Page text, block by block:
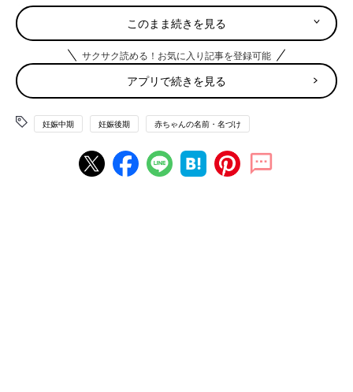
何事に対しても、冷静かつ機敏な判断をできるような人に。心身
共に抜きんでた才能を持つ賢い人になることを願って。頭の回転
が速く、瞬発力と行動力のある人になることを期待して。
たまひよの「名づけ博士」
このまま続きを見る
サクサク読める！お気に入り記事を登録可能
アプリで続きを見る
妊娠中期 妊娠後期 赤ちゃんの名前・名づけ